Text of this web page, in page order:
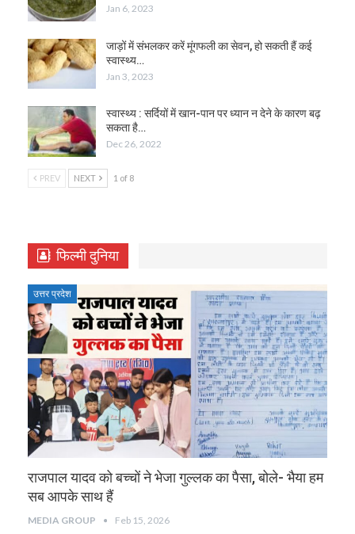
Jan 6, 2023
जाड़ों में संभलकर करें मूंगफली का सेवन, हो सकती हैं कई
स्वास्थ्य…
Jan 3, 2023
स्वास्थ्य : सर्दियों में खान-पान पर ध्यान न देने के कारण बढ़
सकता है…
Dec 26, 2022
PREV NEXT 1 of 8
फिल्मी दुनिया
उत्तर प्रदेश
राजपाल यादव को बच्चों ने भेजा गुल्लक का पैसा, बोले- भैया हम
सब आपके साथ हैं
MEDIA GROUP Feb 15, 2026